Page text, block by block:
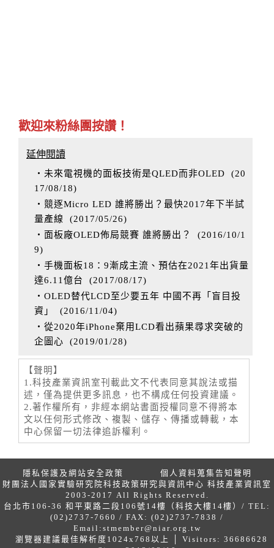
歡迎來粉絲團按讚！
延伸閱讀
‧未來電視機的面板技術是QLED而非OLED (20
17/08/18)
‧競逐Micro LED 誰將勝出？最快2017年下半試
量產線
(2017/05/26)
‧面板廠OLED佈局競賽 誰將勝出？
(2016/10/1
9)
‧手機面板18：9漸成主流、預估在2021年出貨量
達6.11億台
(2017/08/17)
‧OLED替代LCD至少要五年 中國不再「盲目投
資」
(2016/11/04)
‧從2020年iPhone棄用LCD看出蘋果尋求突破的
企圖心 (2019/01/28)
【聲明】
1.科技產業資訊室刊載此文不代表同意其說法或描
述，僅為提供更多訊息，也不構成任何投資建議。
2.著作權所有，非經本網站書面授權同意不得將本
文以任何形式修改、複製、儲存、傳播或轉載，本
中心保留一切法律追訴權利。
隱私保護及網站安全政策
個人資料蒐集告知聲明
財團法人國家實驗研究院科技政策研究與資訊中心 科技產業資訊室
2003-2017 All Rights Reserved.
台北市106-36 和平東路二段106號14樓（科技大樓14樓）/ TEL:
(02)2737-7660 / FAX: (02)2737-7838 /
Email: stmember@niar.org.tw
瀏覽器建議最佳解析度1024x768以上 │ Visitors: 36686628